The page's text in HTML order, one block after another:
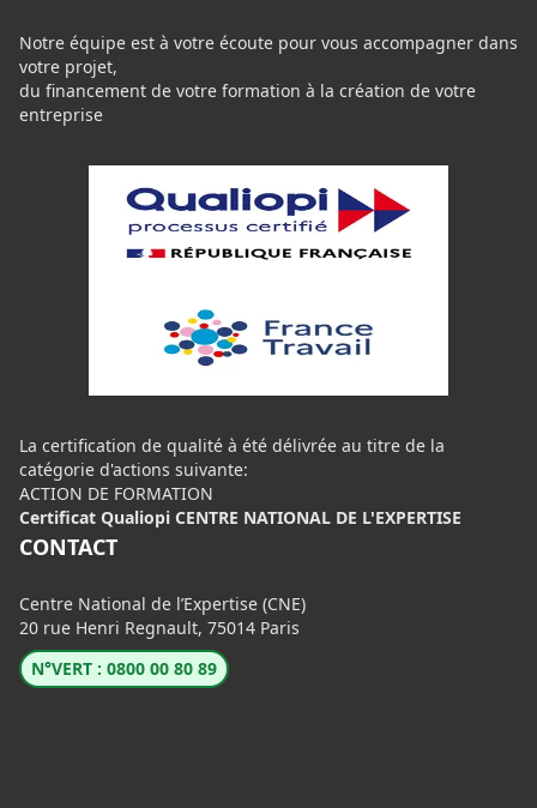
Notre équipe est à votre écoute pour vous accompagner dans
votre projet,
du financement de votre formation à la création de votre
entreprise
La certification de qualité à été délivrée au titre de la
catégorie d'actions suivante:
ACTION DE FORMATION
Certificat Qualiopi CENTRE NATIONAL DE L'EXPERTISE
CONTACT
Centre National de l’Expertise (CNE)
20 rue Henri Regnault, 75014 Paris
N°VERT : 0800 00 80 89